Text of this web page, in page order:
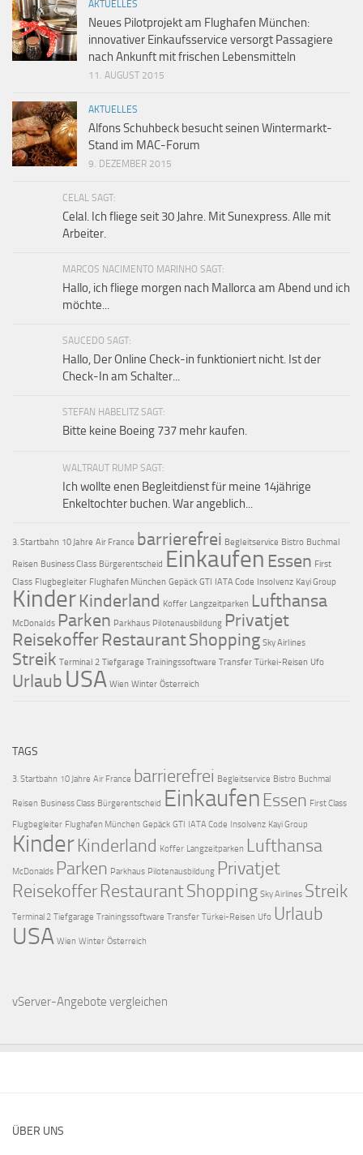
AKTUELLES
Neues Pilotprojekt am Flughafen München:
innovativer Einkaufsservice versorgt Passagiere
nach Ankunft mit frischen Lebensmitteln
11. AUGUST 2015
AKTUELLES
Alfons Schuhbeck besucht seinen Wintermarkt-
Stand im MAC-Forum
9. DEZEMBER 2015
CELAL SAGT:
Celal. Ich fliege seit 30 Jahre. Mit Sunexpress. Alle mit
Arbeiter.
MARCOS NACIMENTO MARINHO SAGT:
Hallo, ich fliege morgen nach Mallorca am Abend und ich
möchte...
SAUCEDO SAGT:
Hallo, Der Online Check-in funktioniert nicht. Ist der
Check-In am Schalter...
STEFAN HABELITZ SAGT:
Bitte keine Boeing 737 mehr kaufen.
WALTRAUT RUMP SAGT:
Ich wollte enen Begleitdienst für meine 14jährige
Enkeltochter buchen. War angeblich...
3. Startbahn 10 Jahre Air France barrierefrei Begleitservice Bistro Buchmal
Reisen Business Class Bürgerentscheid Einkaufen Essen First
Class Flugbegleiter Flughafen München Gepäck GTI IATA Code Insolvenz Kayi Group
KinderKinderland Koffer Langzeitparken Lufthansa
McDonalds Parken Parkhaus Pilotenausbildung Privatjet
ReisekofferRestaurantShopping Sky Airlines
Streik Terminal 2 Tiefgarage Trainingssoftware Transfer Türkei-Reisen Ufo
Urlaub USA Wien Winter Österreich
TAGS
3. Startbahn 10 Jahre Air France barrierefrei Begleitservice Bistro Buchmal
Reisen Business Class Bürgerentscheid Einkaufen Essen First Class
Flugbegleiter Flughafen München Gepäck GTI IATA Code Insolvenz Kayi Group
KinderKinderland Koffer Langzeitparken Lufthansa
McDonalds Parken Parkhaus Pilotenausbildung Privatjet
ReisekofferRestaurantShopping Sky Airlines Streik
Terminal 2 Tiefgarage Trainingssoftware Transfer Türkei-Reisen Ufo Urlaub
USA Wien Winter Österreich
vServer-Angebote vergleichen
ÜBER UNS